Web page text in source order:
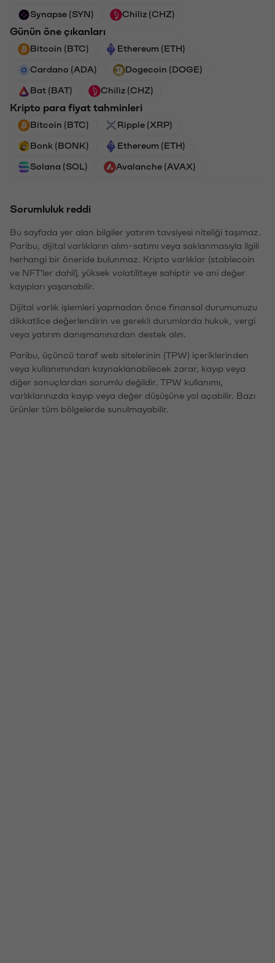
Synapse (SYN) Chiliz (CHZ)
Günün öne çıkanları
Bitcoin (BTC) Ethereum (ETH)
Cardano (ADA) Dogecoin (DOGE)
Bat (BAT) Chiliz (CHZ)
Kripto para fiyat tahminleri
Bitcoin (BTC) Ripple (XRP)
Bonk (BONK) Ethereum (ETH)
Solana (SOL) Avalanche (AVAX)
Sorumluluk reddi
Bu sayfada yer alan bilgiler yatırım tavsiyesi niteliği taşımaz.
Paribu, dijital varlıkların alım-satımı veya saklanmasıyla ilgili
herhangi bir öneride bulunmaz. Kripto varlıklar (stablecoin
ve NFT'ler dahil), yüksek volatiliteye sahiptir ve ani değer
kayıpları yaşanabilir.
Dijital varlık işlemleri yapmadan önce finansal durumunuzu
dikkatlice değerlendirin ve gerekli durumlarda hukuk, vergi
veya yatırım danışmanınızdan destek alın.
Paribu, üçüncü taraf web sitelerinin (TPW) içeriklerinden
veya kullanımından kaynaklanabilecek zarar, kayıp veya
diğer sonuçlardan sorumlu değildir. TPW kullanımı,
varlıklarınızda kayıp veya değer düşüşüne yol açabilir. Bazı
ürünler tüm bölgelerde sunulmayabilir.